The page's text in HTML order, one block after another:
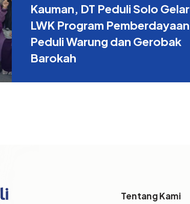
Kauman, DT Peduli Solo Gelar
LWK Program Pemberdayaan
Peduli Warung dan Gerobak
Barokah
Tentang Kami